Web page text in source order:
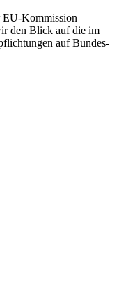
EU-Kommission
den Blick auf die im
auf Bundes-